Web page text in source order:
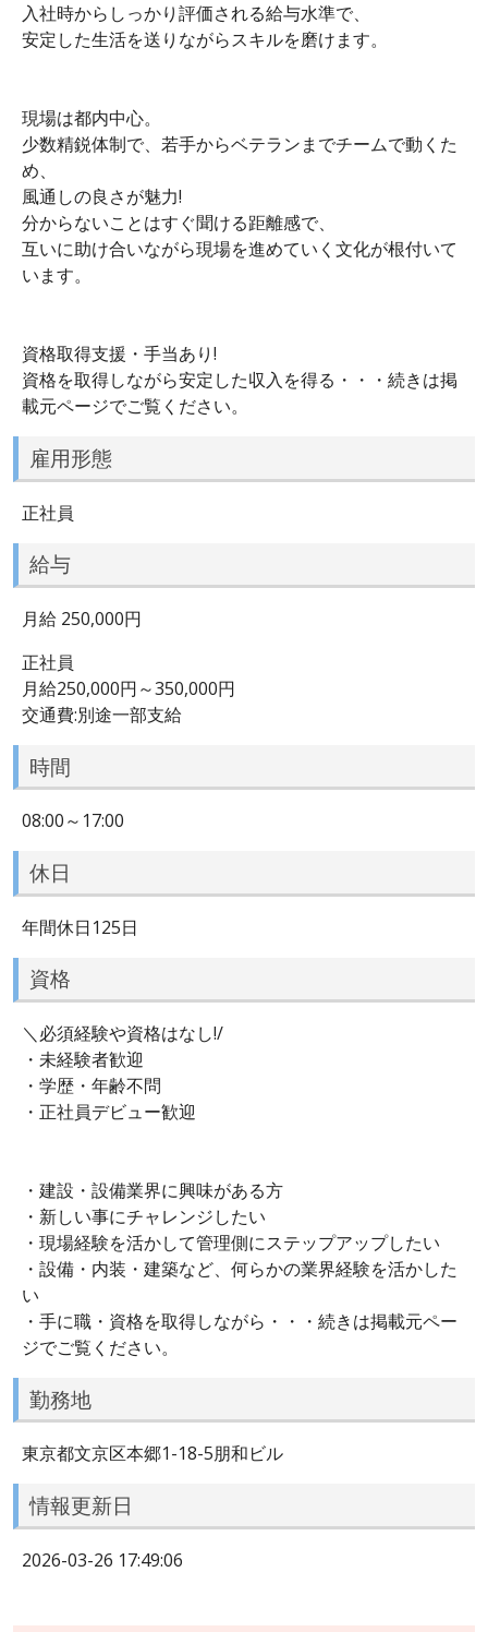
入社時からしっかり評価される給与水準で、
安定した生活を送りながらスキルを磨けます。
現場は都内中心。
少数精鋭体制で、若手からベテランまでチームで動くた
め、
風通しの良さが魅力!
分からないことはすぐ聞ける距離感で、
互いに助け合いながら現場を進めていく文化が根付いて
います。
資格取得支援・手当あり!
資格を取得しながら安定した収入を得る・・・続きは掲
載元ページでご覧ください。
雇用形態
正社員
給与
月給 250,000円
正社員
月給250,000円～350,000円
交通費:別途一部支給
時間
08:00～17:00
休日
年間休日125日
資格
＼必須経験や資格はなし!/
・未経験者歓迎
・学歴・年齢不問
・正社員デビュー歓迎
・建設・設備業界に興味がある方
・新しい事にチャレンジしたい
・現場経験を活かして管理側にステップアップしたい
・設備・内装・建築など、何らかの業界経験を活かした
い
・手に職・資格を取得しながら・・・続きは掲載元ペー
ジでご覧ください。
勤務地
東京都文京区本郷1-18-5朋和ビル
情報更新日
2026-03-26 17:49:06